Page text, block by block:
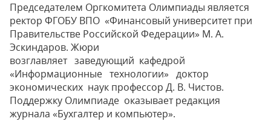
Председателем Оргкомитета Олимпиады является
ректор ФГОБУ ВПО «Финансовый университет при
Правительстве Российской Федерации» М. A.
Эскиндаров. Жюри
возглавляет заведующий кафедрой
«Информационные технологии» доктор
экономических наук профессор Д. В. Чистов.
Поддержку Олимпиаде оказывает редакция
журнала «Бухгалтер и компьютер».